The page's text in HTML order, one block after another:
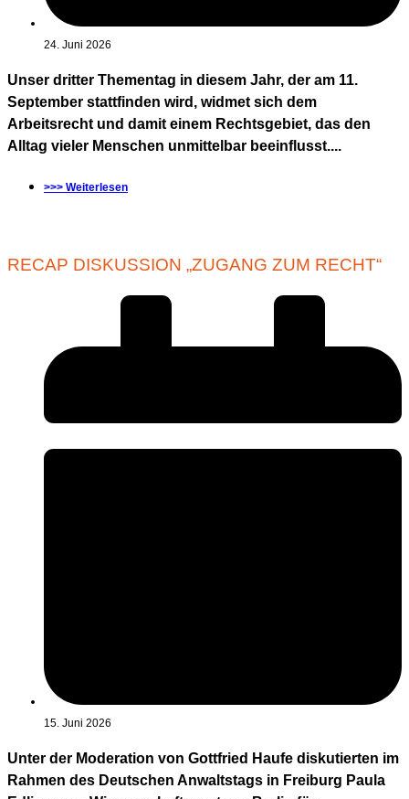
24. Juni 2026
Unser dritter Thementag in diesem Jahr, der am 11.
September stattfinden wird, widmet sich dem
Arbeitsrecht und damit einem Rechtsgebiet, das den
Alltag vieler Menschen unmittelbar beeinflusst....
>>> Weiterlesen
RECAP DISKUSSION „ZUGANG ZUM RECHT“
15. Juni 2026
Unter der Moderation von Gottfried Haufe diskutierten im
Rahmen des Deutschen Anwaltstags in Freiburg Paula